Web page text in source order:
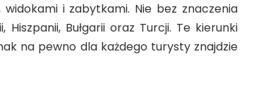
i zabytkami. Nie bez znaczenia
Bułgarii oraz Turcji. Te kierunki
na pewno dla każdego turysty znajdzie